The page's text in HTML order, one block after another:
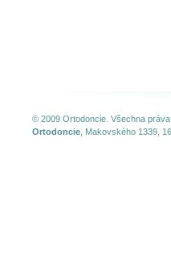
© 2009 Ortodoncie. Všechna práva
Ortodoncie , Makovského 1339,